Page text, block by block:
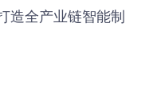
造全产业链智能制